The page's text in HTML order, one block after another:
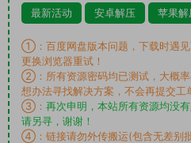
最新活动 安卓解压 苹果解
①：百度网盘版本问题，下载时遇
更换浏览器重试！
②：所有资源密码均已测试，大概
想办法寻找解决方案，不会再提交工
③： 再次申明，本站所有资源均没
请另寻，谢谢！
④：链接请勿外传搬运(包含无差别